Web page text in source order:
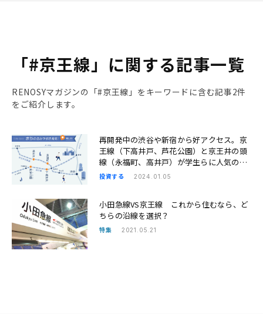
「#京王線」に関する記事一覧
RENOSYマガジンの「#京王線」をキーワードに含む記事2件
をご紹介します。
再開発中の渋谷や新宿から好アクセス。京
王線（下高井戸、芦花公園）と京王井の頭
線（永福町、高井戸）が学生らに人気の理
由｜まちの住みやすさ発見
投資する 2024.01.05
小田急線VS京王線 これから住むなら、ど
ちらの沿線を選択？
特集 2021.05.21